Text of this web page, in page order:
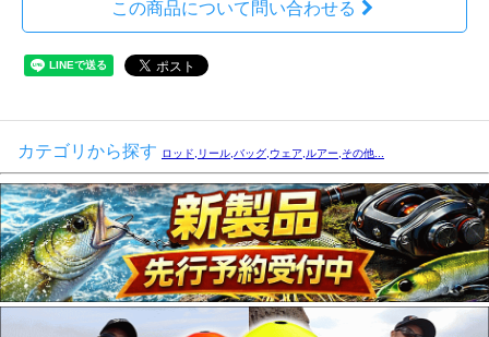
この商品について問い合わせる
カテゴリから探す ロッド,リール,バッグ,ウェア,ルアー,その他...